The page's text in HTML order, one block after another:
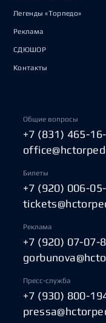
Легенды «Торпедо»
Реклама
СДЮШОР
Контакты
Общие вопросы
+7 (831) 465-
Билеты
+7 (920) 006-
Реклама
+7 (920) 07-07-
Пресс-служба
+7 (930) 800-